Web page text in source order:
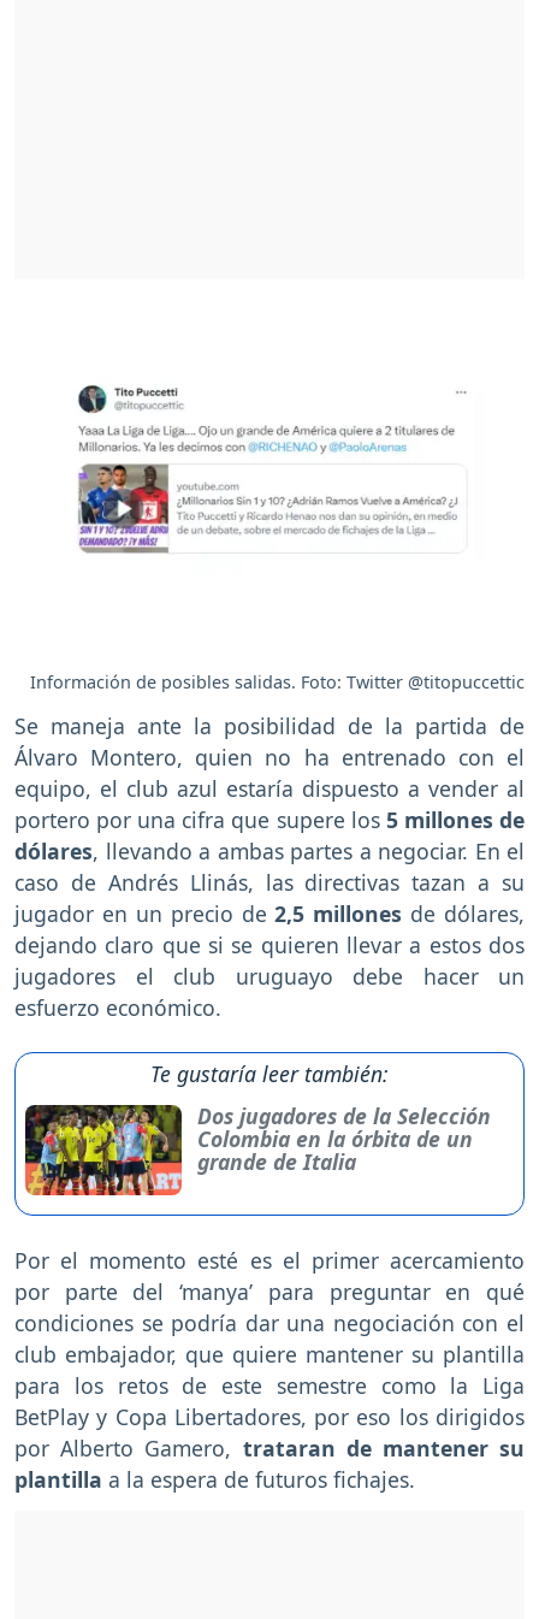
Información de posibles salidas. Foto: Twitter @titopuccettic
Se maneja ante la posibilidad de la partida de
Álvaro Montero, quien no ha entrenado con el
equipo, el club azul estaría dispuesto a vender al
portero por una cifra que supere los 5 millones de
dólares, llevando a ambas partes a negociar. En el
caso de Andrés Llinás, las directivas tazan a su
jugador en un precio de2,5 millones de dólares,
dejando claro que si se quieren llevar a estos dos
jugadores el club uruguayo debe hacer un
esfuerzo económico.
Te gustaría leer también:
Dos jugadores de la Selección
Colombia en la órbita de un
grande de Italia
Por el momento esté es el primer acercamiento
por parte del ‘manya’ para preguntar en qué
condiciones se podría dar una negociación con el
club embajador, que quiere mantener su plantilla
para los retos de este semestre como la Liga
BetPlay y Copa Libertadores, por eso los dirigidos
por Alberto Gamero, trataran de mantener su
plantilla a la espera de futuros fichajes.